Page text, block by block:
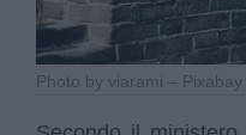
Photo by viarami – Pixabay